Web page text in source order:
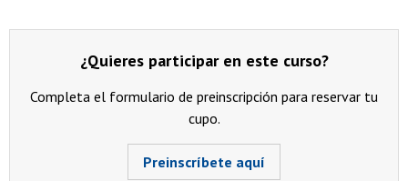
¿Quieres participar en este curso?
Completa el formulario de preinscripción para reservar tu
cupo.
Preinscríbete aquí